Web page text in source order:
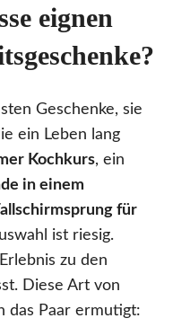
eignen
Geschenke, sie
ein Leben lang
Kochkurs, ein
in einem
für
ist riesig.
zu den
Diese Art von
das Paar ermutigt: